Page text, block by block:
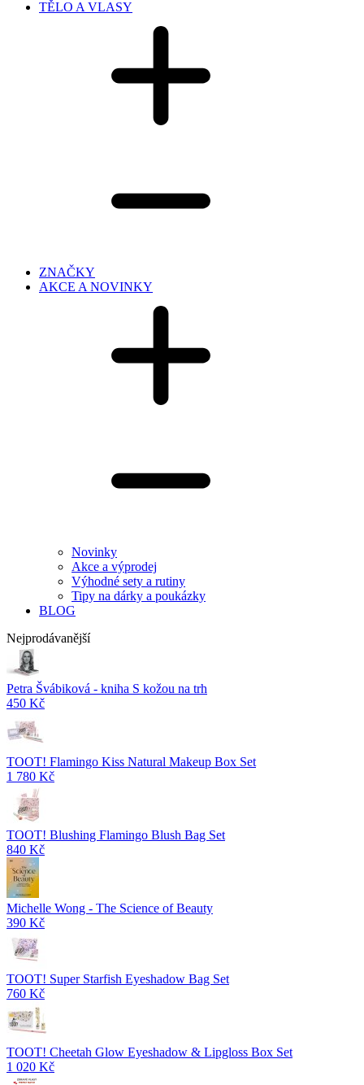
TĚLO A VLASY
ZNAČKY
AKCE A NOVINKY
Novinky
Akce a výprodej
Výhodné sety a rutiny
Tipy na dárky a poukázky
BLOG
Nejprodávanější
Petra Švábiková - kniha S kožou na trh
450 Kč
TOOT! Flamingo Kiss Natural Makeup Box Set
1 780 Kč
TOOT! Blushing Flamingo Blush Bag Set
840 Kč
Michelle Wong - The Science of Beauty
390 Kč
TOOT! Super Starfish Eyeshadow Bag Set
760 Kč
TOOT! Cheetah Glow Eyeshadow & Lipgloss Box Set
1 020 Kč